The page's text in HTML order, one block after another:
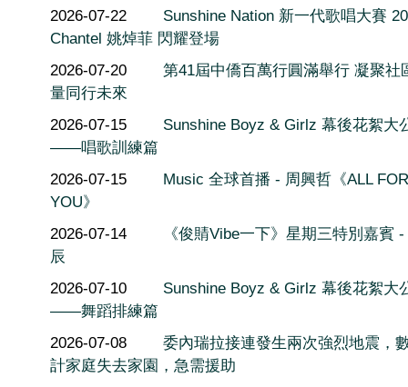
2026-07-22
Sunshine Nation 新一代歌唱大賽
Chantel 姚焯菲 閃耀登場
2026-07-20
第41屆中僑百萬行圓滿舉行 凝聚社
量同行未來
2026-07-15
Sunshine Boyz & Girlz 幕後花絮大
——唱歌訓練篇
2026-07-15
Music 全球首播 - 周興哲《ALL FOR
YOU》
2026-07-14
《俊䝼Vibe一下》星期三特別嘉賓
辰
2026-07-10
Sunshine Boyz & Girlz 幕後花絮大
——舞蹈排練篇
2026-07-08
委內瑞拉接連發生兩次強烈地震，
計家庭失去家園，急需援助